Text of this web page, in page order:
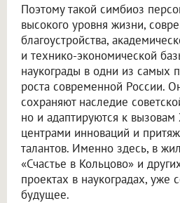
Поэтому такой симбиоз
высокого уровня жизни,
благоустройства,
и технико-экономической
наукограды в одни из самых
роста современной России.
сохраняют наследие
но и адаптируются к вызовам
центрами инноваций и
талантов. Именно здесь, в
«Счастье в Кольцово» и
проектах в наукоградах, уже
будущее.